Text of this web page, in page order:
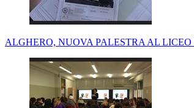
ALGHERO, NUOVA PALESTRA AL